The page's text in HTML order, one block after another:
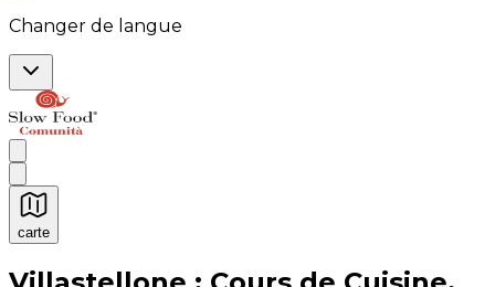
Changer de langue
carte
Expériences culinaires inoubliables : Expériences